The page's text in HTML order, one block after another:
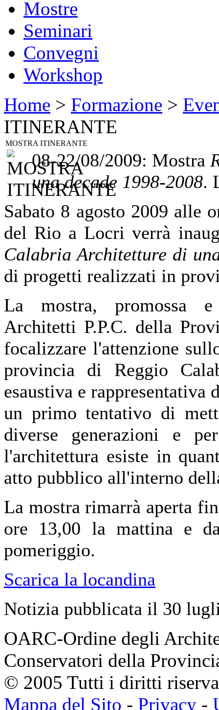
Mostre
Seminari
Convegni
Workshop
Home > Formazione >
ITINERANTE
MOSTRA ITINERANTE
08-22/08/2009: Mostra
una decade 1998-2008.
Sabato 8 agosto 2009 alle
del Rio a Locri verrà
Calabria Architetture di
di progetti realizzati in
La mostra, promossa e
Architetti P.P.C. della
focalizzare l'attenzione
provincia di Reggio
esaustiva e
un primo tentativo di
diverse generazioni e
l'architettura esiste in
atto pubblico all'interno
La mostra rimarrà aperta
ore 13,00 la mattina e
pomeriggio.
Scarica la locandina
Notizia pubblicata il 30
OARC-Ordine degli
Conservatori della
© 2005 Tutti i diritti
Mappa del Sito - Privacy -